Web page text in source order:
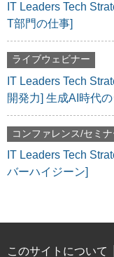
IT Leaders Tech
T部門の仕事]
ライブウェビナー
IT Leaders Tech
開発力] 生成AI時代
コンファレンス/セミナ
IT Leaders Tech
バーハイジーン]
このサイトについて